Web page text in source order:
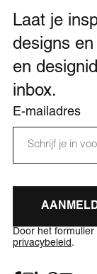
Laat je
designs
en
inbox.
E-mailadres
Door het
privacybeleid.